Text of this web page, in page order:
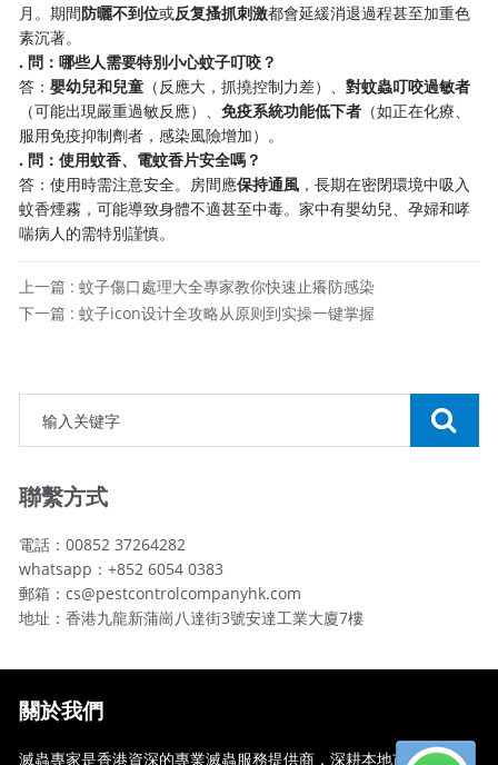
月。期間​​防曬不到位​​或​​反复搔抓刺激​​都會延緩消退過程甚至加重色
素沉著。
​. 問：哪些人需要特別小心蚊子叮咬？​
答：​​嬰幼兒和兒童​ ​（反應大，抓撓控制力差）、​​對蚊蟲叮咬過敏者​
（可能出現嚴重過敏反應）、​​免疫系統功能低下者​ ​（如正在化療、
服用免疫抑制劑者，感染風險增加）。
​. 問：使用蚊香、電蚊香片安全嗎？​
答：使用時需注意安全。房間應​​保持通風​ ​，長期在密閉環境中吸入
蚊香煙霧，可能導致身體不適甚至中毒。家中有嬰幼兒、孕婦和哮
喘病人的需特別謹慎。
上一篇 : 蚊子傷口處理大全專家教你快速止癢防感染
下一篇 : 蚊子icon设计全攻略从原则到实操一键掌握
聯繫方式
電話：00852 37264282
whatsapp：+852 6054 0383
郵箱：cs@pestcontrolcompanyhk.com
地址：香港九龍新蒲崗八達街3號安達工業大廈7樓
關於我們
滅蟲專家是香港資深的專業滅蟲服務提供商，深耕本地市場多年，